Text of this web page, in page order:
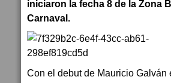
iniciaron la fecha 8 de la Zona
Carnaval.
Con el debut de Mauricio